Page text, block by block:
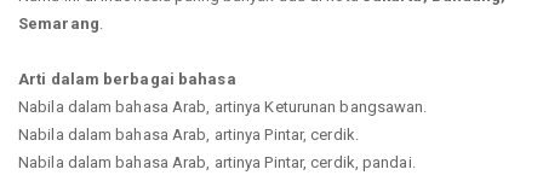
Semarang
Arti dalam berbagai bahasa
Nabila dalam bahasa Arab, artinya Keturunan bangsawan.
Nabila dalam bahasa Arab, artinya Pintar, cerdik.
Nabila dalam bahasa Arab, artinya Pintar, cerdik, pandai.